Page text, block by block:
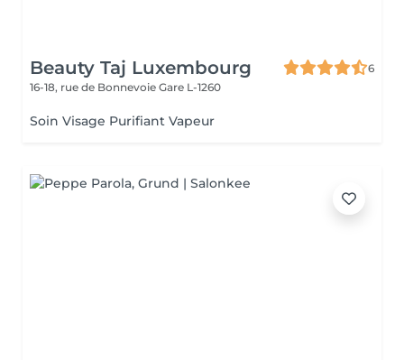
Beauty Taj Luxembourg
6
16-18, rue de Bonnevoie Gare L-1260
Soin Visage Purifiant Vapeur